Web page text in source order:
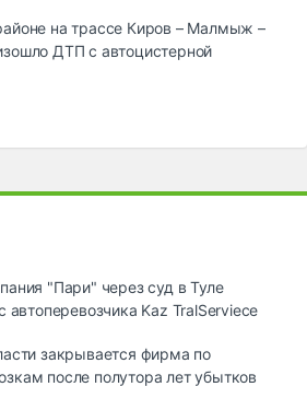
на трассе Киров – Малмыж –
ДТП с автоцистерной
"Пари" через суд в Туле
автоперевозчика Kaz TralServiece
закрывается фирма по
после полутора лет убытков